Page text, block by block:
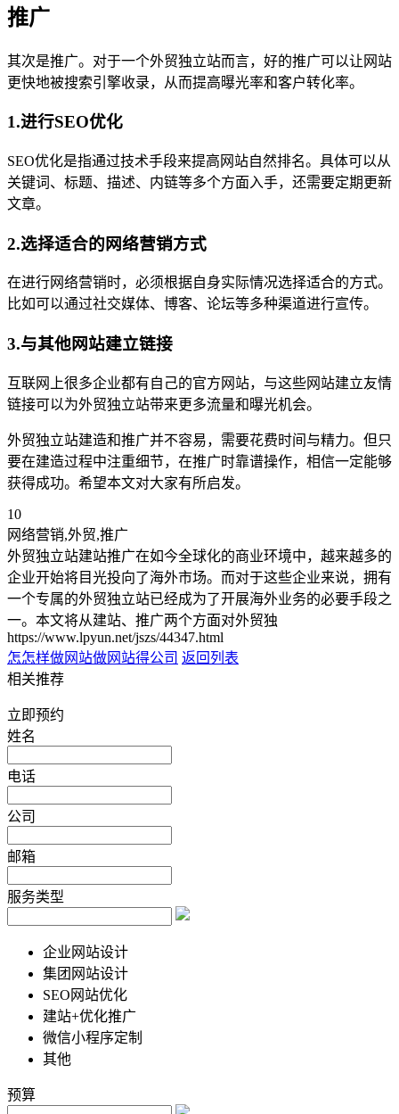
推广
其次是推广。对于一个外贸独立站而言，好的推广可以让网站
更快地被搜索引擎收录，从而提高曝光率和客户转化率。
1.进行SEO优化
SEO优化是指通过技术手段来提高网站自然排名。具体可以从
关键词、标题、描述、内链等多个方面入手，还需要定期更新
文章。
2.选择适合的网络营销方式
在进行网络营销时，必须根据自身实际情况选择适合的方式。
比如可以通过社交媒体、博客、论坛等多种渠道进行宣传。
3.与其他网站建立链接
互联网上很多企业都有自己的官方网站，与这些网站建立友情
链接可以为外贸独立站带来更多流量和曝光机会。
外贸独立站建造和推广并不容易，需要花费时间与精力。但只
要在建造过程中注重细节，在推广时靠谱操作，相信一定能够
获得成功。希望本文对大家有所启发。
10
网络营销,外贸,推广
外贸独立站建站推广在如今全球化的商业环境中，越来越多的
企业开始将目光投向了海外市场。而对于这些企业来说，拥有
一个专属的外贸独立站已经成为了开展海外业务的必要手段之
一。本文将从建站、推广两个方面对外贸独
https://www.lpyun.net/jszs/44347.html
怎怎样做网站做网站得公司 返回列表
相关推荐
立即预约
姓名
电话
公司
邮箱
服务类型
企业网站设计
集团网站设计
SEO网站优化
建站+优化推广
微信小程序定制
其他
预算